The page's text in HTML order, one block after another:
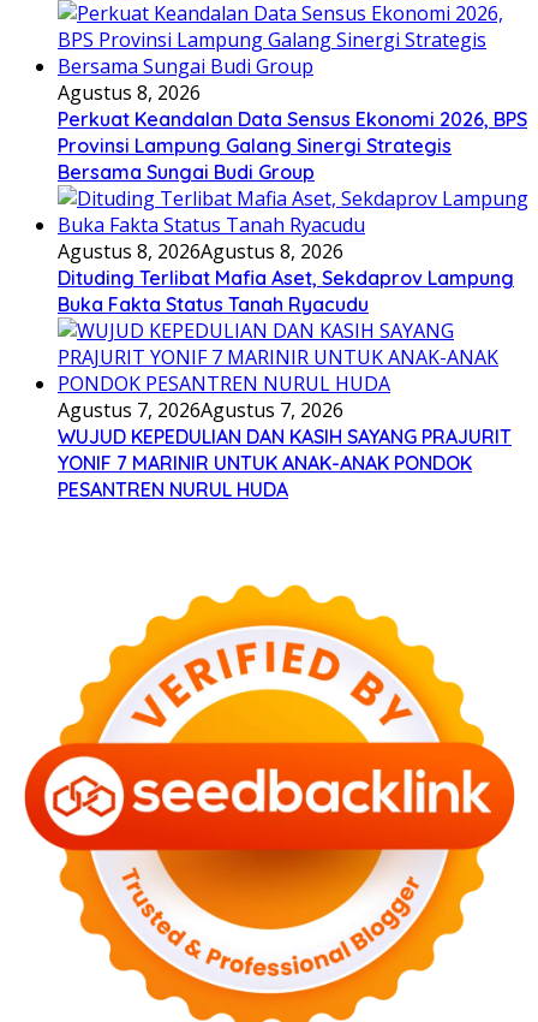
Agustus 8, 2026
Perkuat Keandalan Data Sensus Ekonomi 2026, BPS
Provinsi Lampung Galang Sinergi Strategis
Bersama Sungai Budi Group
Agustus 8, 2026Agustus 8, 2026
Dituding Terlibat Mafia Aset, Sekdaprov Lampung
Buka Fakta Status Tanah Ryacudu
Agustus 7, 2026Agustus 7, 2026
WUJUD KEPEDULIAN DAN KASIH SAYANG PRAJURIT
YONIF 7 MARINIR UNTUK ANAK-ANAK PONDOK
PESANTREN NURUL HUDA